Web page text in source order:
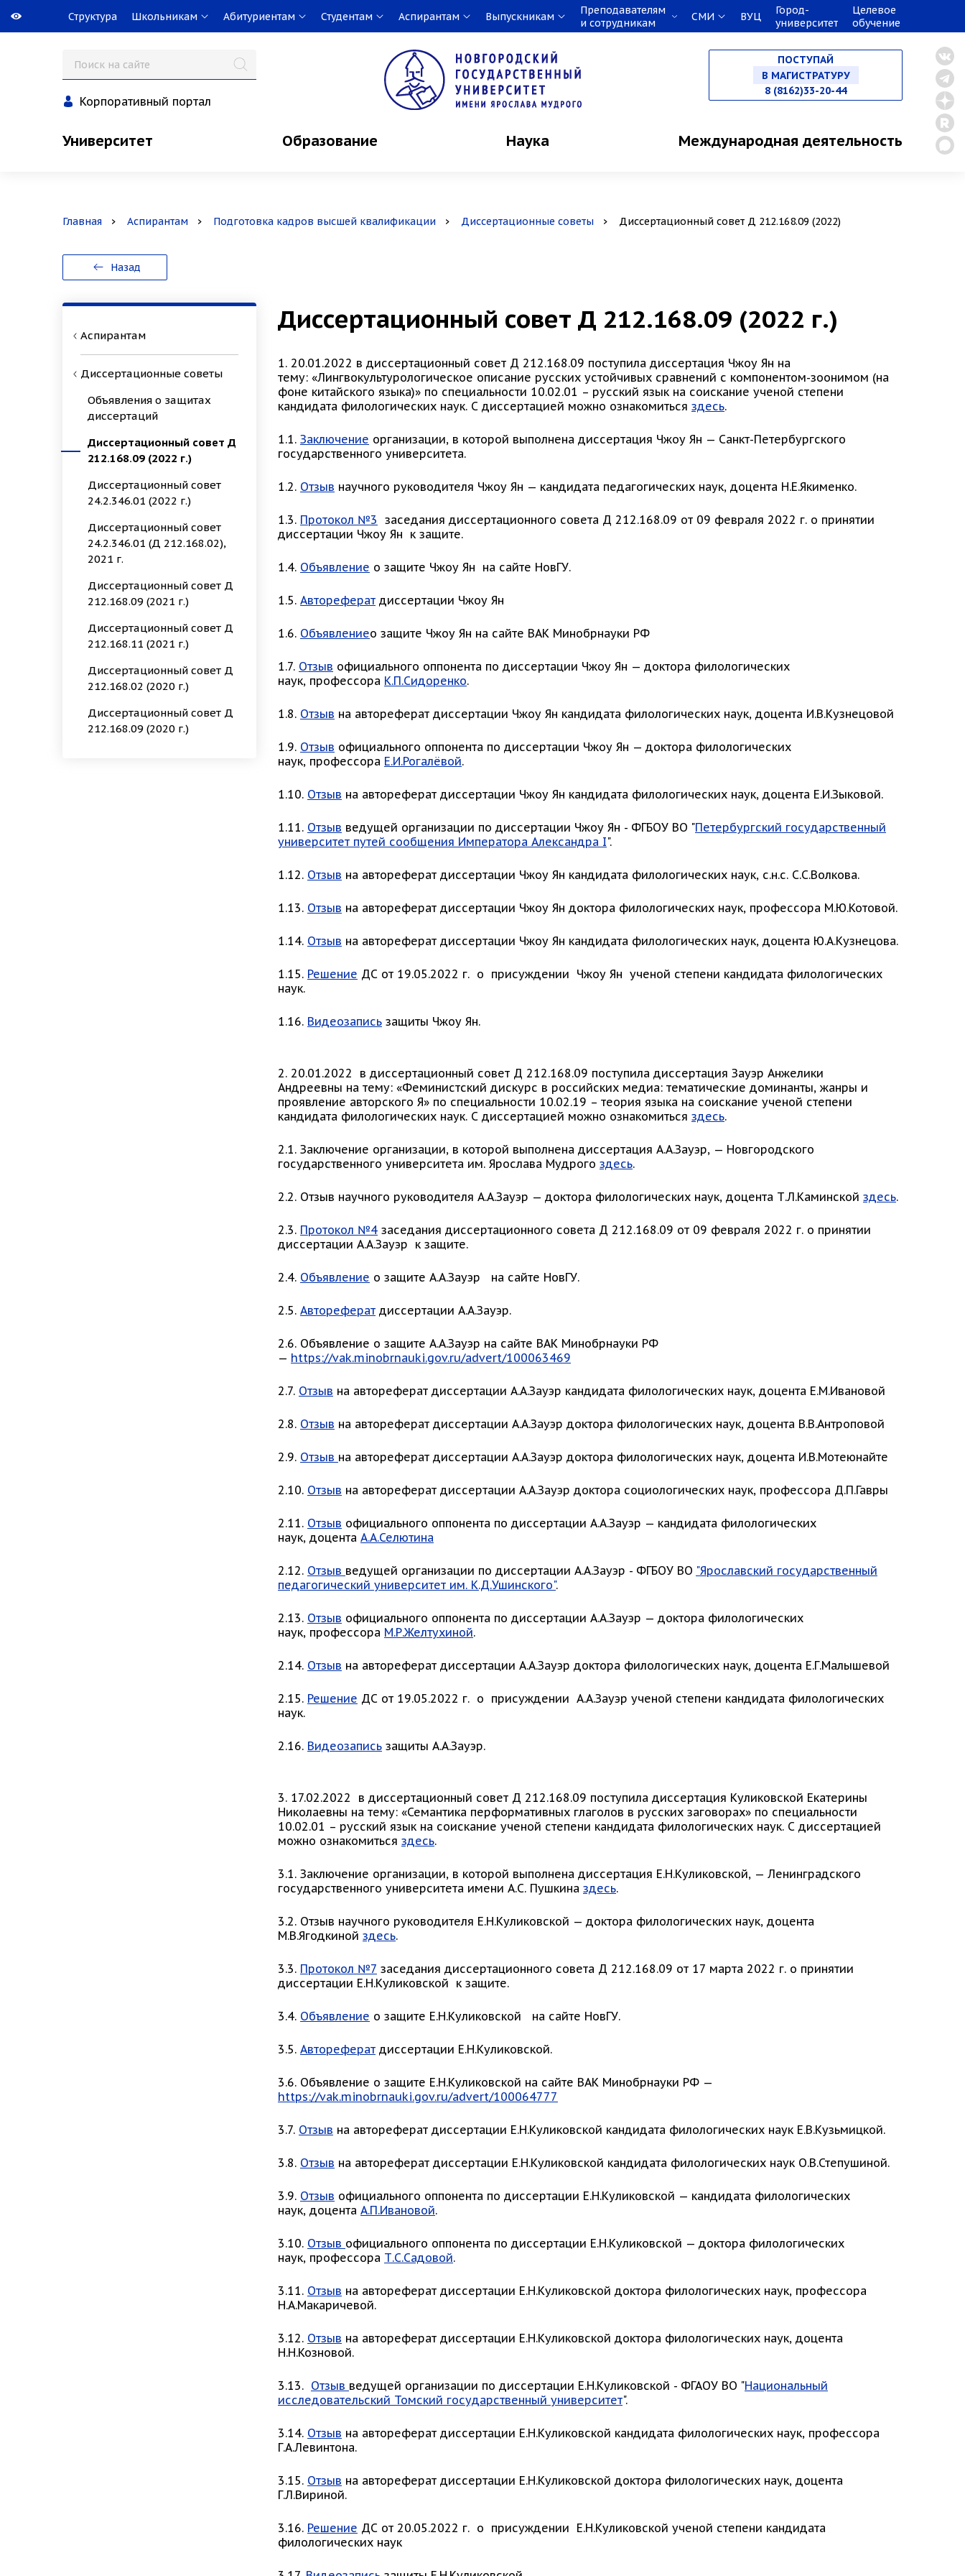
Структура Школьникам Абитуриентам Студентам Аспирантам Выпускникам
Преподавателям
и сотрудникам
СМИ ВУЦ
Город-
университет
Целевое
обучение
Корпоративный портал
ПОСТУПАЙ
НА СПЕЦИАЛИТЕТ
В МАГИСТРАТУРУ
8 (8162)33-20-44
Университет Образование Наука Международная деятельность
Главная Аспирантам Подготовка кадров высшей квалификации Диссертационные советы Диссертационный совет Д 212.168.09 (2022)
Назад
Аспирантам
Диссертационные советы
Объявления о защитах
диссертаций
Диссертационный совет Д
212.168.09 (2022 г.)
Диссертационный совет
24.2.346.01 (2022 г.)
Диссертационный совет
24.2.346.01 (Д 212.168.02),
2021 г.
Диссертационный совет Д
212.168.09 (2021 г.)
Диссертационный совет Д
212.168.11 (2021 г.)
Диссертационный совет Д
212.168.02 (2020 г.)
Диссертационный совет Д
212.168.09 (2020 г.)
Диссертационный совет Д 212.168.09 (2022 г.)
1. 20.01.2022 в диссертационный совет Д 212.168.09 поступила диссертация Чжоу Ян на
тему: «Лингвокультурологическое описание русских устойчивых сравнений с компонентом-зоонимом (на
фоне китайского языка)» по специальности 10.02.01 – русский язык на соискание ученой степени
кандидата филологических наук. С диссертацией можно ознакомиться здесь.
1.1. Заключение организации, в которой выполнена диссертация Чжоу Ян — Санкт-Петербургского
государственного университета.
1.2. Отзыв научного руководителя Чжоу Ян — кандидата педагогических наук, доцента Н.Е.Якименко.
1.3. Протокол №3 заседания диссертационного совета Д 212.168.09 от 09 февраля 2022 г. о принятии
диссертации Чжоу Ян к защите.
1.4. Объявление о защите Чжоу Ян на сайте НовГУ.
1.5. Автореферат диссертации Чжоу Ян
1.6. Объявлениео защите Чжоу Ян на сайте ВАК Минобрнауки РФ
1.7. Отзыв официального оппонента по диссертации Чжоу Ян — доктора филологических
наук, профессора К.П.Сидоренко.
1.8. Отзыв на автореферат диссертации Чжоу Ян кандидата филологических наук, доцента И.В.Кузнецовой
1.9. Отзыв официального оппонента по диссертации Чжоу Ян — доктора филологических
наук, профессора Е.И.Рогалёвой.
1.10. Отзыв на автореферат диссертации Чжоу Ян кандидата филологических наук, доцента Е.И.Зыковой.
1.11. Отзыв ведущей организации по диссертации Чжоу Ян - ФГБОУ ВО "Петербургский государственный
университет путей сообщения Императора Александра I".
1.12. Отзыв на автореферат диссертации Чжоу Ян кандидата филологических наук, с.н.с. С.С.Волкова.
1.13. Отзыв на автореферат диссертации Чжоу Ян доктора филологических наук, профессора М.Ю.Котовой.
1.14. Отзыв на автореферат диссертации Чжоу Ян кандидата филологических наук, доцента Ю.А.Кузнецова.
1.15. Решение ДС от 19.05.2022 г. о присуждении Чжоу Ян ученой степени кандидата филологических
наук.
1.16. Видеозапись защиты Чжоу Ян.
2. 20.01.2022 в диссертационный совет Д 212.168.09 поступила диссертация Зауэр Анжелики
Андреевны на тему: «Феминистский дискурс в российских медиа: тематические доминанты, жанры и
проявление авторского Я» по специальности 10.02.19 – теория языка на соискание ученой степени
кандидата филологических наук. С диссертацией можно ознакомиться здесь.
2.1. Заключение организации, в которой выполнена диссертация А.А.Зауэр, — Новгородского
государственного университета им. Ярослава Мудрого здесь.
2.2. Отзыв научного руководителя А.А.Зауэр — доктора филологических наук, доцента Т.Л.Каминской здесь.
2.3. Протокол №4 заседания диссертационного совета Д 212.168.09 от 09 февраля 2022 г. о принятии
диссертации А.А.Зауэр к защите.
2.4. Объявление о защите А.А.Зауэр на сайте НовГУ.
2.5. Автореферат диссертации А.А.Зауэр.
2.6. Объявление о защите А.А.Зауэр на сайте ВАК Минобрнауки РФ
— https://vak.minobrnauki.gov.ru/advert/100063469
2.7. Отзыв на автореферат диссертации А.А.Зауэр кандидата филологических наук, доцента Е.М.Ивановой
2.8. Отзыв на автореферат диссертации А.А.Зауэр доктора филологических наук, доцента В.В.Антроповой
2.9. Отзыв на автореферат диссертации А.А.Зауэр доктора филологических наук, доцента И.В.Мотеюнайте
2.10. Отзыв на автореферат диссертации А.А.Зауэр доктора социологических наук, профессора Д.П.Гавры
2.11. Отзыв официального оппонента по диссертации А.А.Зауэр — кандидата филологических
наук, доцента А.А.Селютина
2.12. Отзыв ведущей организации по диссертации А.А.Зауэр - ФГБОУ ВО "Ярославский государственный
педагогический университет им. К.Д.Ушинского".
2.13. Отзыв официального оппонента по диссертации А.А.Зауэр — доктора филологических
наук, профессора М.Р.Желтухиной.
2.14. Отзыв на автореферат диссертации А.А.Зауэр доктора филологических наук, доцента Е.Г.Малышевой
2.15. Решение ДС от 19.05.2022 г. о присуждении А.А.Зауэр ученой степени кандидата филологических
наук.
2.16. Видеозапись защиты А.А.Зауэр.
3. 17.02.2022 в диссертационный совет Д 212.168.09 поступила диссертация Куликовской Екатерины
Николаевны на тему: «Семантика перформативных глаголов в русских заговорах» по специальности
10.02.01 – русский язык на соискание ученой степени кандидата филологических наук. С диссертацией
можно ознакомиться здесь.
3.1. Заключение организации, в которой выполнена диссертация Е.Н.Куликовской, — Ленинградского
государственного университета имени А.С. Пушкина здесь.
3.2. Отзыв научного руководителя Е.Н.Куликовской — доктора филологических наук, доцента
М.В.Ягодкиной здесь.
3.3. Протокол №7 заседания диссертационного совета Д 212.168.09 от 17 марта 2022 г. о принятии
диссертации Е.Н.Куликовской к защите.
3.4. Объявление о защите Е.Н.Куликовской на сайте НовГУ.
3.5. Автореферат диссертации Е.Н.Куликовской.
3.6. Объявление о защите Е.Н.Куликовской на сайте ВАК Минобрнауки РФ —
https://vak.minobrnauki.gov.ru/advert/100064777
3.7. Отзыв на автореферат диссертации Е.Н.Куликовской кандидата филологических наук Е.В.Кузьмицкой.
3.8. Отзыв на автореферат диссертации Е.Н.Куликовской кандидата филологических наук О.В.Степушиной.
3.9. Отзыв официального оппонента по диссертации Е.Н.Куликовской — кандидата филологических
наук, доцента А.П.Ивановой.
3.10. Отзыв официального оппонента по диссертации Е.Н.Куликовской — доктора филологических
наук, профессора Т.С.Садовой.
3.11. Отзыв на автореферат диссертации Е.Н.Куликовской доктора филологических наук, профессора
Н.А.Макаричевой.
3.12. Отзыв на автореферат диссертации Е.Н.Куликовской доктора филологических наук, доцента
Н.Н.Козновой.
3.13. Отзыв ведущей организации по диссертации Е.Н.Куликовской - ФГАОУ ВО "Национальный
исследовательский Томский государственный университет".
3.14. Отзыв на автореферат диссертации Е.Н.Куликовской кандидата филологических наук, профессора
Г.А.Левинтона.
3.15. Отзыв на автореферат диссертации Е.Н.Куликовской доктора филологических наук, доцента
Г.Л.Вириной.
3.16. Решение ДС от 20.05.2022 г. о присуждении Е.Н.Куликовской ученой степени кандидата
филологических наук